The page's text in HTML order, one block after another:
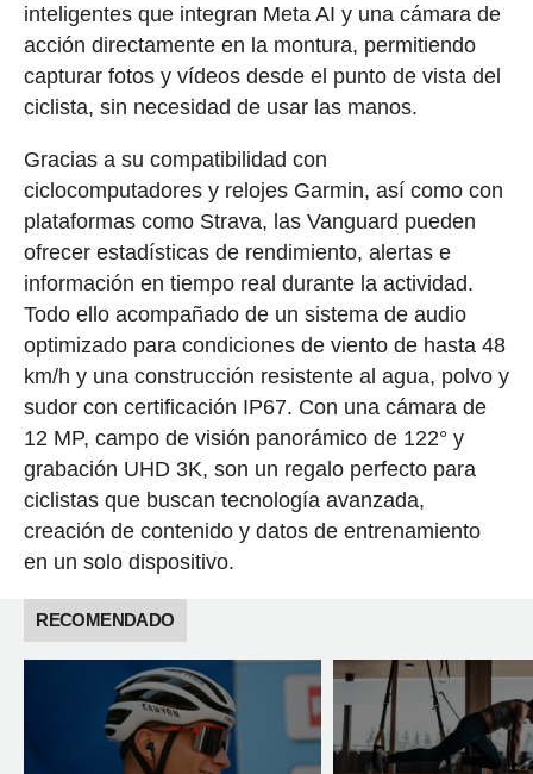
inteligentes que integran Meta AI y una cámara de
acción directamente en la montura, permitiendo
capturar fotos y vídeos desde el punto de vista del
ciclista, sin necesidad de usar las manos.
Gracias a su compatibilidad con
ciclocomputadores y relojes Garmin, así como con
plataformas como Strava, las Vanguard pueden
ofrecer estadísticas de rendimiento, alertas e
información en tiempo real durante la actividad.
Todo ello acompañado de un sistema de audio
optimizado para condiciones de viento de hasta 48
km/h y una construcción resistente al agua, polvo y
sudor con certificación IP67. Con una cámara de
12 MP, campo de visión panorámico de 122° y
grabación UHD 3K, son un regalo perfecto para
ciclistas que buscan tecnología avanzada,
creación de contenido y datos de entrenamiento
en un solo dispositivo.
RECOMENDADO